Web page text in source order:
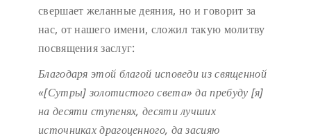
свершает желанные деяния, но и говорит за
нас, от нашего имени, сложил такую молитву
посвящения заслуг:
Благодаря этой благой исповедииз священной
«[Сутры] золотистого света» да пребуду [я]
на десяти ступенях, десяти лучших
источниках драгоценного, да засияю